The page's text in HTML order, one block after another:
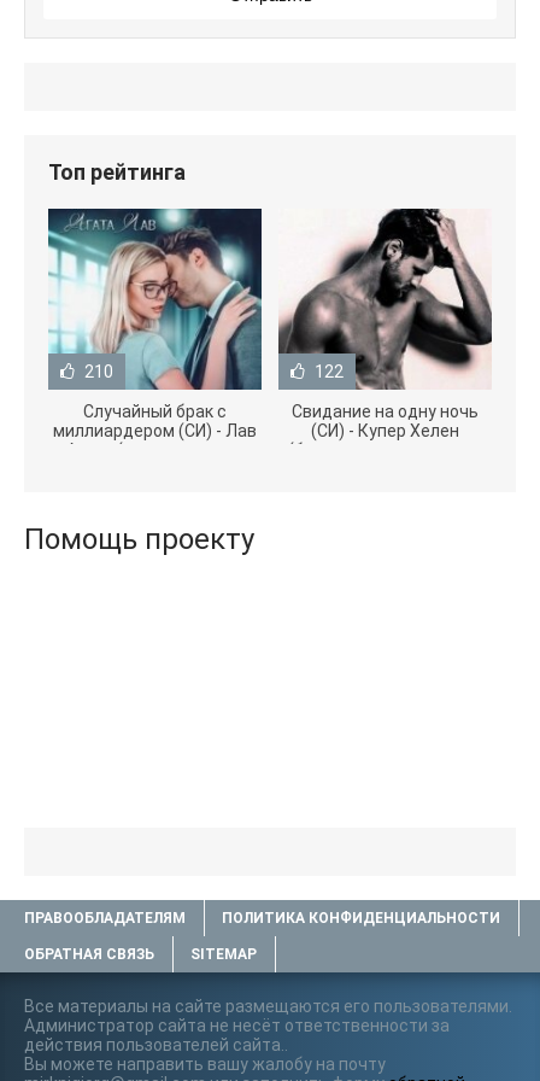
Топ рейтинга
210
Случайный брак с
миллиардером (СИ) - Лав
Агата (полная версия
122
Свидание на одну ночь
(СИ) - Купер Хелен
(бесплатные серии книг
Помощь проекту
ПРАВООБЛАДАТЕЛЯМ ПОЛИТИКА КОНФИДЕНЦИАЛЬНОСТИ
ОБРАТНАЯ СВЯЗЬ SITEMAP
Все материалы на сайте размещаются его пользователями.
Администратор сайта не несёт ответственности за
действия пользователей сайта..
Вы можете направить вашу жалобу на почту